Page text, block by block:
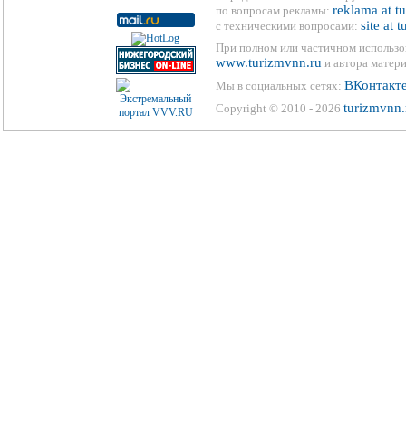
по вопросам рекламы: reklama at
с техническими вопросами: site at
При полном или частичном
www.turizmvnn.ru и автора
Мы в социальных сетях:
Copyright © 2010 - 2026